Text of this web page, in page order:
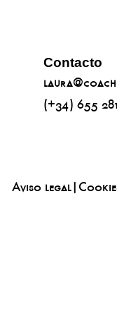
Contacto
(+34) 655
Aviso legal|